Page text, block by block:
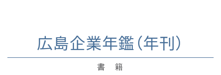
広島企業年鑑（年刊）
書 籍